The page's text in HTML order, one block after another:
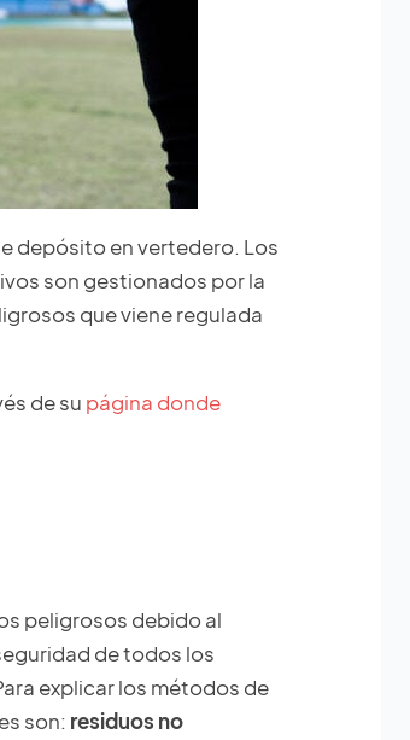
depósito en vertedero. Los
son gestionados por la
que viene regulada
de su página donde
peligrosos debido al
de todos los
explicar los métodos de
son: residuos no